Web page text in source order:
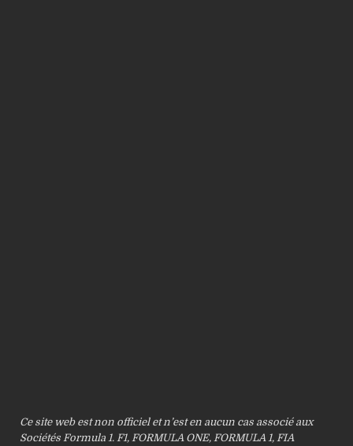
Ce site web est non officiel et n’est en aucun cas associé aux
Sociétés Formula 1. F1, FORMULA ONE, FORMULA 1, FIA